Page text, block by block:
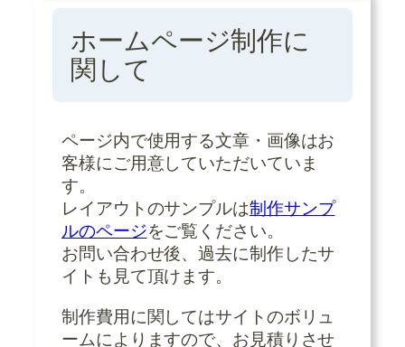
ホームページ制作に
関して
ページ内で使用する文章・画像はお
客様にご用意していただいていま
す。
レイアウトのサンプルは制作サンプ
ルのページをご覧ください。
お問い合わせ後、過去に制作したサ
イトも見て頂けます。
制作費用に関してはサイトのボリュ
ームによりますので、お見積りさせ